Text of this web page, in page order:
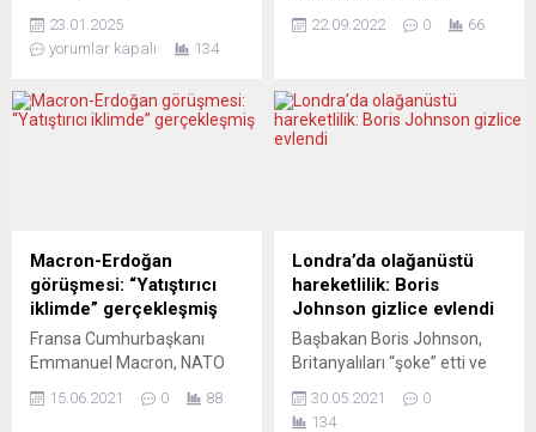
mekânı Flint 6 Şubat
perşembe akşamı
gecesine ev sahipliği
yapacak. “Anatolian Retro
nostalji dolu bir deneyim
sunacak. Nostalji ve
modern sound’un buluştuğu
bu eşsiz etkinlikte,
Babazula, Hey! Douglas,
Glass Beams, Ayyuka,
Islandman,...
23.01.2025
yorumlar kapalı
134
seferberlik ilan edildiğini
olarak orduya alınması
bekleniyor. Putin ayrıca,
referandum yapılmasını
desteklediğini söyledi.
Yorumcular hayli endişeli
gözüküyor. FRANKFURTER
ALLGEMEINE ZEITUNG...
22.09.2022 0 66
Macron-Erdoğan
görüşmesi: “Yatıştırıcı
iklimde” gerçekleşmiş
Fransa Cumhurbaşkanı
Emmanuel Macron, NATO
Cumhurbaşkanı Recep
15.06.2021 0 88
Londra’da olağanüstü
hareketlilik: Boris
Johnson gizlice evlendi
Başbakan Boris Johnson,
Britanyalıları “şoke” etti ve
girdi. 2019 yılından bu yana
30.05.2021
0
134